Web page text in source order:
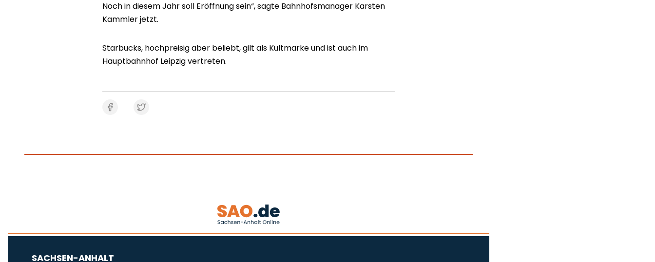
Noch in diesem Jahr soll Eröffnung sein“, sagte Bahnhofsmanager Karsten
Kammler jetzt.
Starbucks, hochpreisig aber beliebt, gilt als Kultmarke und ist auch im
Hauptbahnhof Leipzig vertreten.
SACHSEN-ANHALT